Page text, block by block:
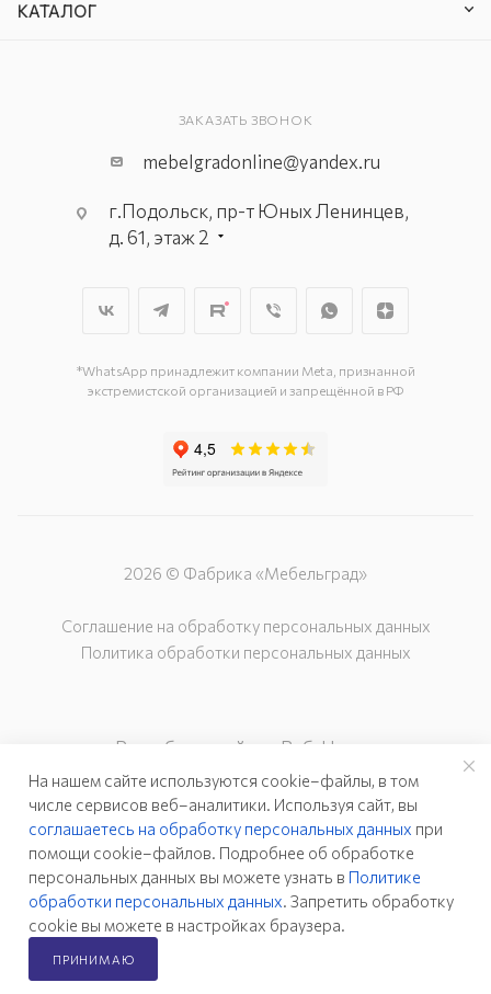
КАТАЛОГ
ЗАКАЗАТЬ ЗВОНОК
mebelgradonline@yandex.ru
г.Подольск, пр-т Юных Ленинцев,
д. 61, этаж 2
г. Подольск, ул. Станционная, д. 11
*WhatsApp принадлежит компании Meta, признанной
экстремистской организацией и запрещённой в РФ
2026 © Фабрика «Мебельград»
Соглашение на обработку персональных данных
Политика обработки персональных данных
Разработка сайта – Веб-Центр
Главная
На нашем сайте используются cookie–файлы, в том
числе сервисов веб–аналитики. Используя сайт, вы
соглашаетесь на обработку персональных данных при
помощи cookie–файлов. Подробнее об обработке
персональных данных вы можете узнать в Политике
обработки персональных данных. Запретить обработку
cookie вы можете в настройках браузера.
ПРИНИМАЮ